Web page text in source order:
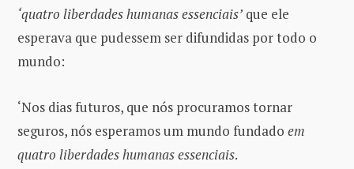
‘quatro liberdades humanas essenciais’ que ele
esperava que pudessem ser difundidas por todo o
mundo:
‘Nos dias futuros, que nós procuramos tornar
seguros, nós esperamos um mundo fundado em
quatro liberdades humanas essenciais.